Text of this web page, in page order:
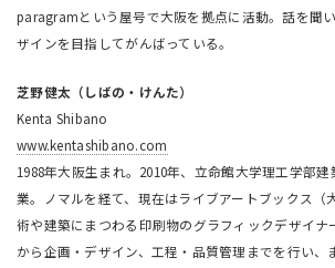
paragramという屋号で大阪を拠点に活動。話を聞
ザインを目指してがんばっている。
芝野健太（しばの・けんた）
Kenta Shibano
www.kentashibano.com
1988年大阪生まれ。2010年、立命館大学理工学部
業。ノマルを経て、現在はライブアートブックス（
術や建築にまつわる印刷物のグラフィックデザイナ
から企画・デザイン、工程・品質管理までを行い、